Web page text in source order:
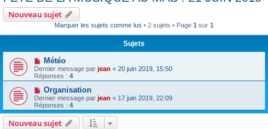
Nouveau sujet
Marquer les sujets comme lus • 2 sujets • Page 1 sur 1
Sujets
Météo
Dernier message par jean « 20 juin 2019, 15:50
Réponses : 4
Organisation
Dernier message par jean « 17 juin 2019, 22:09
Réponses : 4
Nouveau sujet